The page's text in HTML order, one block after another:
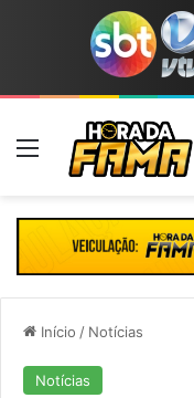
Menu
Início / Notícias
Notícias